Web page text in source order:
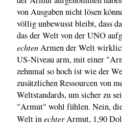
von Ausgaben nicht lösen
völlig unbewusst bleibt, dass
das der Welt von der UNO
echtenArmen der Welt
US-Niveau arm, mit einer
zehnmal so hoch ist wie der
zusätzlichen Ressourcen von
Weltstandards, um sicher zu
"Armut" wohl fühlen. Nein,
Welt inechterArmut, 1,90